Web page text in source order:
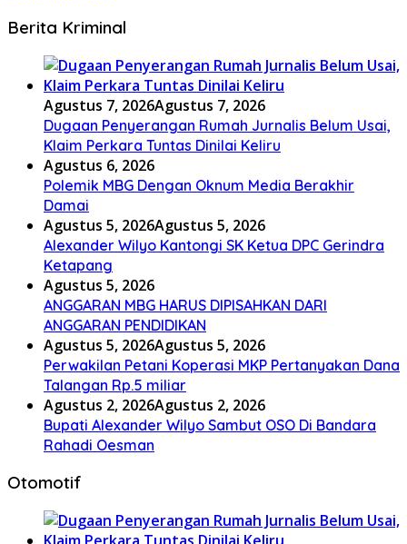
Berita Kriminal
Agustus 7, 2026Agustus 7, 2026
Dugaan Penyerangan Rumah Jurnalis Belum Usai,
Klaim Perkara Tuntas Dinilai Keliru
Agustus 6, 2026
Polemik MBG Dengan Oknum Media Berakhir
Damai
Agustus 5, 2026Agustus 5, 2026
Alexander Wilyo Kantongi SK Ketua DPC Gerindra
Ketapang
Agustus 5, 2026
ANGGARAN MBG HARUS DIPISAHKAN DARI
ANGGARAN PENDIDIKAN
Agustus 5, 2026Agustus 5, 2026
Perwakilan Petani Koperasi MKP Pertanyakan Dana
Talangan Rp.5 miliar
Agustus 2, 2026Agustus 2, 2026
Bupati Alexander Wilyo Sambut OSO Di Bandara
Rahadi Oesman
Otomotif